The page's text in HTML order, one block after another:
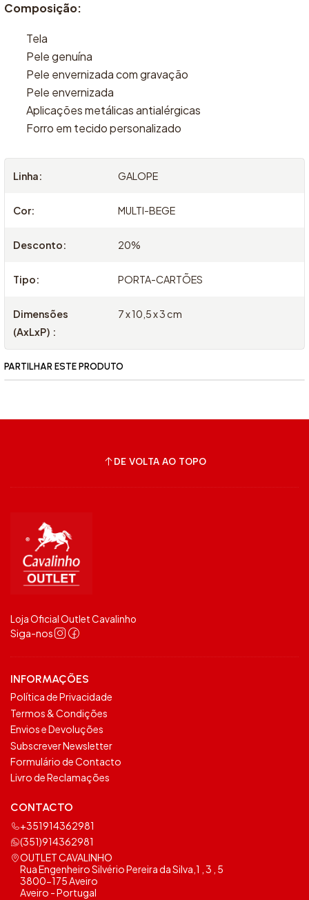
Composição:
Tela
Pele genuína
Pele envernizada com gravação
Pele envernizada
Aplicações metálicas antialérgicas
Forro em tecido personalizado
Linha: GALOPE
Cor: MULTI-BEGE
Desconto: 20%
Tipo: PORTA-CARTÕES
Dimensões
(AxLxP) :
7 x 10,5 x 3 cm
PARTILHAR ESTE PRODUTO
DE VOLTA AO TOPO
Loja Oficial Outlet Cavalinho
Siga-nos
INFORMAÇÕES
Política de Privacidade
Termos & Condições
Envios e Devoluções
Subscrever Newsletter
Formulário de Contacto
Livro de Reclamações
CONTACTO
+351914362981
(351)914362981
OUTLET CAVALINHO
Rua Engenheiro Silvério Pereira da Silva,1 , 3 , 5
3800-175 Aveiro
Aveiro - Portugal